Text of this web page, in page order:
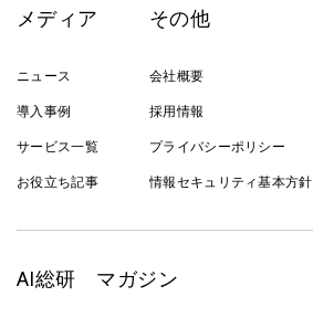
メディア
ニュース
導入事例
サービス一覧
お役立ち記事
その他
会社概要
採用情報
プライバシーポリシー
情報セキュリティ基本方針
AI総研 マガジン